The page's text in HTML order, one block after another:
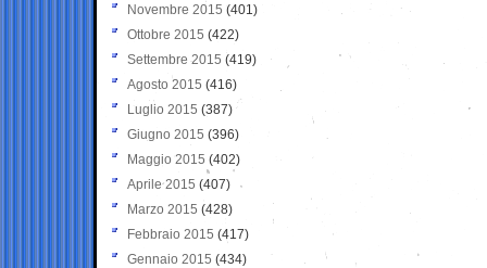
Novembre 2015 (401)
Ottobre 2015 (422)
Settembre 2015 (419)
Agosto 2015 (416)
Luglio 2015 (387)
Giugno 2015 (396)
Maggio 2015 (402)
Aprile 2015 (407)
Marzo 2015 (428)
Febbraio 2015 (417)
Gennaio 2015 (434)